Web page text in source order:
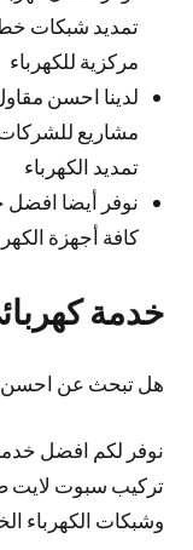
تمديد شبكات
مركزية للكهرباء
لدينا احسن
مشاريع
تمديد الكهرباء
نوفر أيضا افضل
كافة أجهزة
خدمة
هل تبحث عن احسن
نوفر لكم افضل
تركيب سبوت لايت
وشبكات الكهرباء